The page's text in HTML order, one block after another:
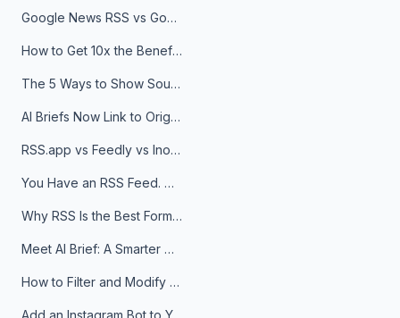
Google News RSS vs Google Alerts: Which Is Better for News Monitoring?
How to Get 10x the Benefits of Google Alerts
The 5 Ways to Show Sources in Your AI Brief, And When to Use Each
AI Briefs Now Link to Original Sources. Here's Why It Matters
RSS.app vs Feedly vs Inoreader: Which One Is Actually Right for You?
You Have an RSS Feed. Now What?
Why RSS Is the Best Format for AI Agents in 2026
Meet AI Brief: A Smarter Way to Stay on Top of Information
How to Filter and Modify RSS Feeds